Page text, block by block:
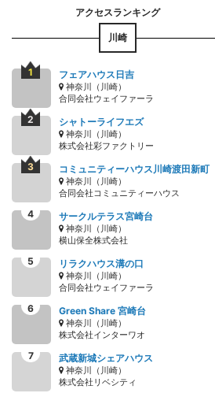
川崎
フェアハウス日吉
神奈川（川崎）
合同会社ウェイファーラ
シャトーライフエズ
神奈川（川崎）
株式会社彩ファクトリー
コミュニティーハウス川崎渡田新町
神奈川（川崎）
合同会社コミュニティーハウス
サークルテラス宮崎台
神奈川（川崎）
横山保全株式会社
リラクハウス溝の口
神奈川（川崎）
合同会社ウェイファーラ
Green Share 宮崎台
神奈川（川崎）
株式会社インターワオ
武蔵新城シェアハウス
神奈川（川崎）
株式会社リベシティ